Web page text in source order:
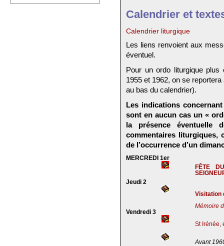
Calendrier et
Calendrier liturgique
Les liens renvoient aux
éventuel.
Pour un ordo liturgique plus
1955 et 1962, on se
au bas du calendrier).
Les indications
sont en aucun cas un «
la présence éventuelle
commentaires liturgiques,
de l’occurrence d’un
MERCREDI 1er
FÊTE
Jeudi 2
Visitation
Mémoire
Vendredi 3
St Irénée,
Avant